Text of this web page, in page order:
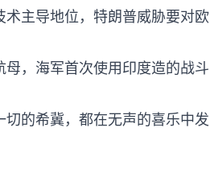
术主导地位，特朗普威胁要对欧
，海军首次使用印度造的战斗
切的希冀，都在无声的喜乐中发